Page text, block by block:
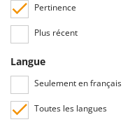
Pertinence
Plus récent
Langue
Seulement en français
Toutes les langues